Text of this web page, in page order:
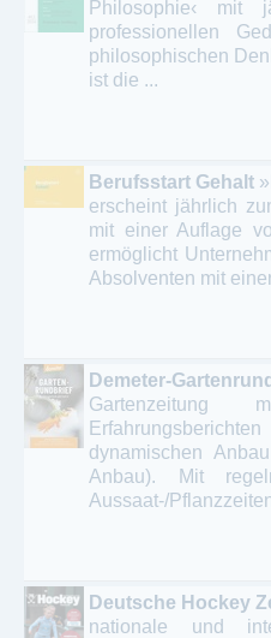
Body Building -
Clubs - Kampfsport
Diverse Sportarten
Flugsport -
Golf - Golfmagazine
Jagd - Fischerei -
Leichtathletik -
Motorsport -
Online Magazin /
Pferdesport -
Radsport –
Schachmagazine –
Sportschießen -
Philosophie‹ mit
professionellen
philosophischen
ist die ...
Berufsstart Gehalt
erscheint jährlich
mit einer Auflage
ermöglicht
Absolventen mit
Demeter-
Gartenzeitung
dynamischen
Anbau). Mit
Aussaat-/
Deutsche Hockey
nationale und